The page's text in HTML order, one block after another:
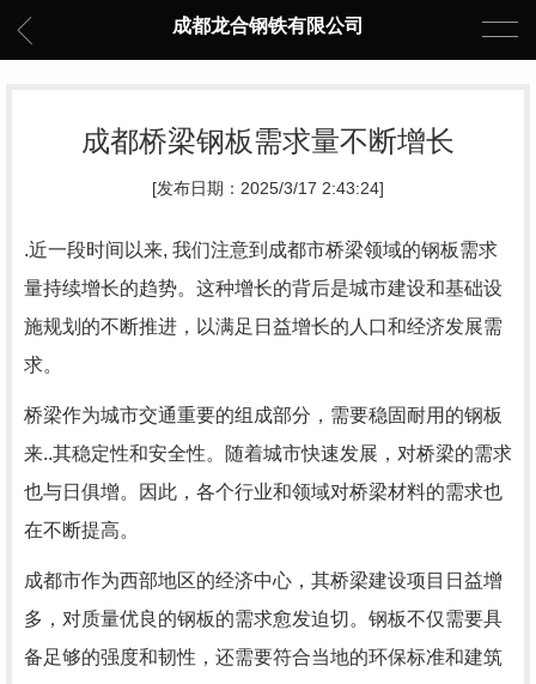
成都龙合钢铁有限公司
成都桥梁钢板需求量不断增长
[发布日期：2025/3/17 2:43:24]
.近一段时间以来, 我们注意到成都市桥梁领域的钢板需求
量持续增长的趋势。这种增长的背后是城市建设和基础设
施规划的不断推进，以满足日益增长的人口和经济发展需
求。
桥梁作为城市交通重要的组成部分，需要稳固耐用的钢板
来..其稳定性和安全性。随着城市快速发展，对桥梁的需求
也与日俱增。因此，各个行业和领域对桥梁材料的需求也
在不断提高。
成都市作为西部地区的经济中心，其桥梁建设项目日益增
多，对质量优良的钢板的需求愈发迫切。钢板不仅需要具
备足够的强度和韧性，还需要符合当地的环保标准和建筑